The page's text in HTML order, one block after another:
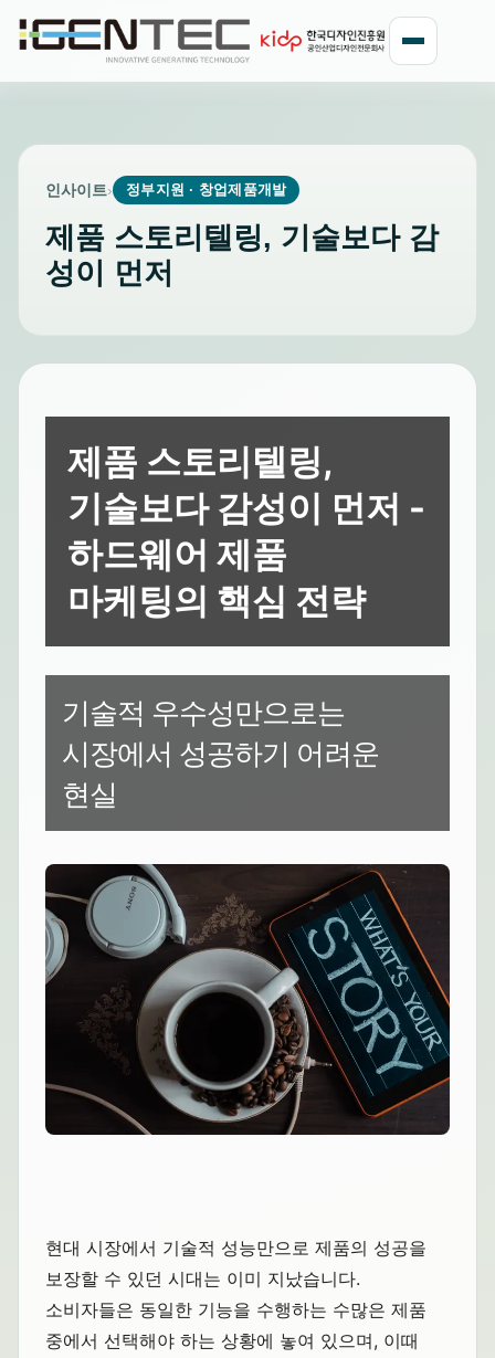
인사이트› 정부지원 · 창업제품개발
제품 스토리텔링, 기술보다 감
성이 먼저
제품 스토리텔링,
기술보다 감성이 먼저 -
하드웨어 제품
마케팅의 핵심 전략
기술적 우수성만으로는
시장에서 성공하기 어려운
현실
현대 시장에서 기술적 성능만으로 제품의 성공을
보장할 수 있던 시대는 이미 지났습니다.
소비자들은 동일한 기능을 수행하는 수많은 제품
중에서 선택해야 하는 상황에 놓여 있으며, 이때